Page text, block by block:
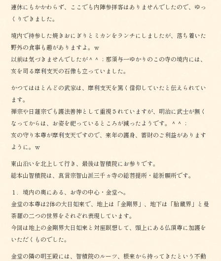
連休にもかかわらず、ここでも内陣参拝客はありませんでしたので、ゆっ
くりできました。
境内で持参した焼きおにぎりとミカンをランチにしましたが、落ち着いた
野外の食事も趣がありますよ。ｗ
以前は気づきませんでしたが＾＾；那須与一ゆかりのこの寺の境内には、
亥を司る摩利支天の石像も立っていました。
かつてはほとんどの武家は、摩利支天を篤く信仰していたと伝えられてい
ます。
禅宗や日蓮宗でも護法善神として重視されていますが、明治に武士が無く
なってからは、お姿を祀っているところが減ったようです。＾＾；
亥の守り本尊が摩利支天ですので、来年の護身、蓄財のご利益があります
ように。ｗ
東山沿いを北上して行き、最後は智積院にお参りです。
総本山智積院は、真言宗智山派三千ヵ寺の総菩提所・総祈願所です。
１．境内の奥にある、お寺の中心・金堂へ。
金堂の本尊は2体の大日如来で、地上は「金剛界」、地下は「胎蔵界」と曼
荼羅の二つの世界をそれぞれ表現しています。
今回は地上の金剛界大日如来と対座瞑想して、頭上にある仏頂尊に加護を
いただくものでした。
金堂の隣の明王殿には、智積院のルーツ、根来から持ってきたという不動